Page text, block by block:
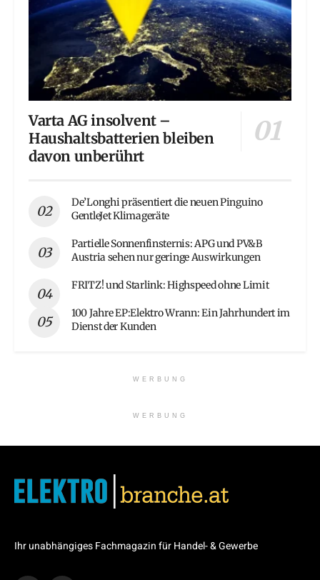
Varta AG insolvent –
Haushaltsbatterien bleiben
davon unberührt
De’Longhi präsentiert die neuen Pinguino
GentleJet Klimageräte
Partielle Sonnenfinsternis: APG und PV&B
Austria sehen nur geringe Auswirkungen
FRITZ! und Starlink: Highspeed ohne Limit
100 Jahre EP:Elektro Wrann: Ein Jahrhundert im
Dienst der Kunden
WERBUNG
WERBUNG
Ihr unabhängiges Fachmagazin für Handel- & Gewerbe